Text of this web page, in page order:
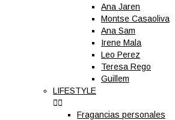
Ana Jaren
Montse Casaoliva
Ana Sam
Irene Mala
Leo Perez
Teresa Rego
Guillem
LIFESTYLE

Fragancias personales